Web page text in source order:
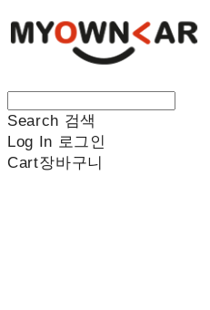
Search 검색
Log In 로그인
Cart장바구니